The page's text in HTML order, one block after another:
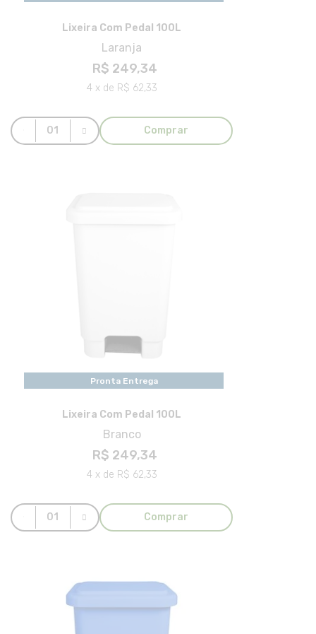
Lixeira Com Pedal 100L
Laranja
R$ 249,34
4 x de R$ 62,33
Comprar
Pronta Entrega
Lixeira Com Pedal 100L
Branco
R$ 249,34
4 x de R$ 62,33
Comprar